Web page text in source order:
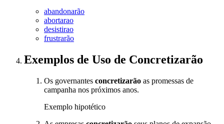
abandonarão
abortarao
desistirao
frustrarão
Exemplos de Uso de Concretizarão
Os governantes concretizarão as promessas de
campanha nos próximos anos.
Exemplo hipotético